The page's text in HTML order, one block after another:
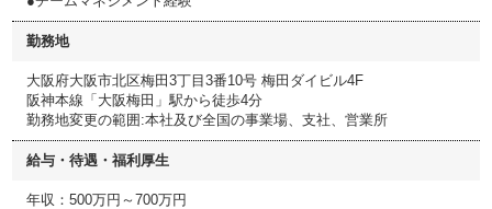
勤務地
大阪府大阪市北区梅田3丁目3番10号 梅田ダイビル4F
阪神本線「大阪梅田」駅から徒歩4分
勤務地変更の範囲:本社及び全国の事業場、支社、営業所
給与・待遇・福利厚生
年収：500万円～700万円